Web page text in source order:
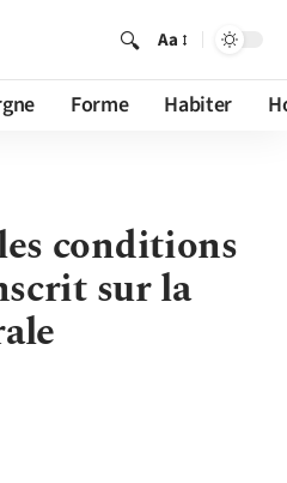
Aa
Forme Habiter
conditions
sur la